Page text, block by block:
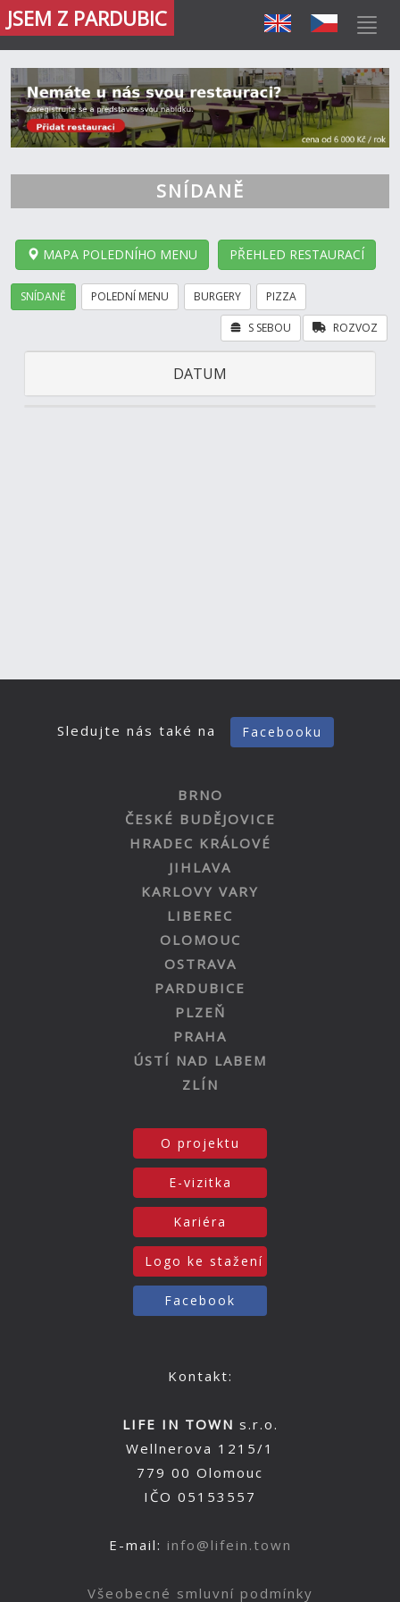
JSEM Z PARDUBIC
SNÍDANĚ
MAPA POLEDNÍHO MENU PŘEHLED RESTAURACÍ
SNÍDANĚ POLEDNÍ MENU BURGERY PIZZA
ROZVOZ
S SEBOU
DATUM
Sledujte nás také na Facebooku
BRNO
ČESKÉ BUDĚJOVICE
HRADEC KRÁLOVÉ
JIHLAVA
KARLOVY VARY
LIBEREC
OLOMOUC
OSTRAVA
PARDUBICE
PLZEŇ
PRAHA
ÚSTÍ NAD LABEM
ZLÍN
O projektu
E-vizitka
Kariéra
Logo ke stažení
Facebook
Kontakt:
LIFE IN TOWN s.r.o.
Wellnerova 1215/1
779 00 Olomouc
IČO 05153557
E-mail: info@lifein.town
Všeobecné smluvní podmínky